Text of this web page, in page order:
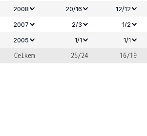
2008 20/16 12/12
2007
2/3 1/2
2005 1/1 1/1
Celkem
25/24 16/19